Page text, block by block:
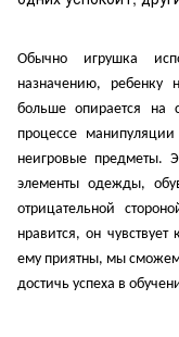
Обычно игрушка
назначению, ребенку
больше опирается на
процессе
неигровые предметы.
элементы одежды,
отрицательной
нравится, он
ему приятны, мы
достичь успеха в